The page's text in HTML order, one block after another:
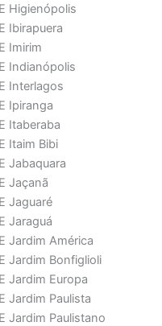
Higienópolis
Ibirapuera
Imirim
Indianópolis
Interlagos
Ipiranga
Itaberaba
Itaim Bibi
Jabaquara
Jaçanã
Jaguaré
Jaraguá
Jardim América
Jardim Bonfiglioli
Jardim Europa
Jardim Paulista
Jardim Paulistano